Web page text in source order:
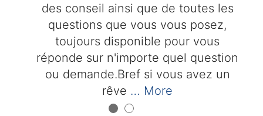
des conseil ainsi que de toutes les
questions que vous vous posez,
toujours disponible pour vous
réponde sur n'importe quel question
ou demande.Bref si vous avez un
rêve … More
● ●